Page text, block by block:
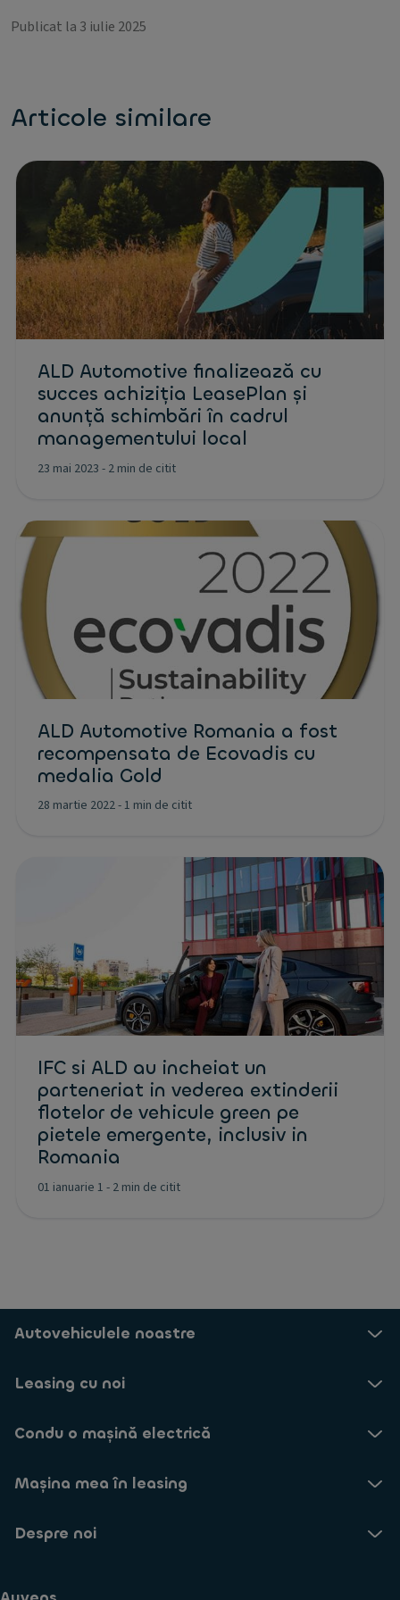
Publicat la 3 iulie 2025
Articole similare
ALD Automotive finalizează cu
succes achiziția LeasePlan și
anunță schimbări în cadrul
managementului local
23 mai 2023 - 2 min de citit
ALD Automotive Romania a fost
recompensata de Ecovadis cu
medalia Gold
28 martie 2022- 1 min de citit
IFC si ALD au incheiat un
parteneriat in vederea extinderii
flotelor de vehicule green pe
pietele emergente, inclusiv in
Romania
01 ianuarie 1 - 2 min de citit
Autovehiculele noastre
Leasing cu noi
Condu o mașină electrică
Mașina mea în leasing
Despre noi